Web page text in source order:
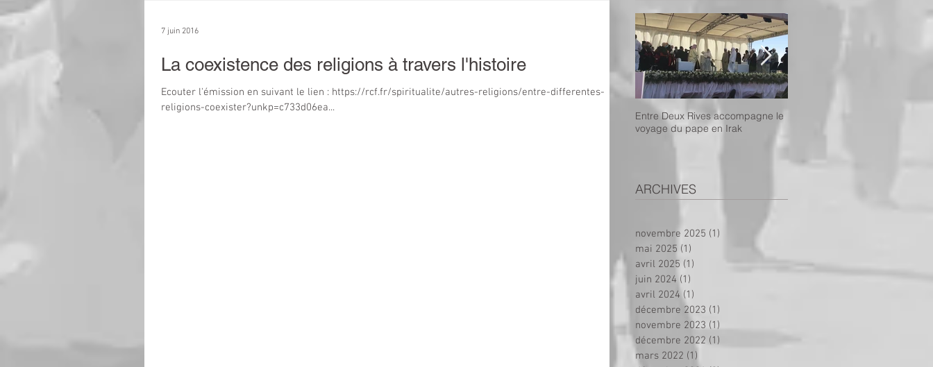
Entre Deux Rives accompagne le
voyage du pape en Irak
ARCHIVES
novembre 2025 (1)
mai 2025 (1)
avril 2025 (1)
juin 2024 (1)
avril 2024 (1)
décembre 2023 (1)
novembre 2023 (1)
décembre 2022 (1)
mars 2022 (1)
La coexistence des religions à travers l'histoire
Ecouter l'émission en suivant le lien : https://rcf.fr/spiritualite/autres-religions/entre-differentes-
religions-coexister?unkp=c733d06ea...
7 juin 2016